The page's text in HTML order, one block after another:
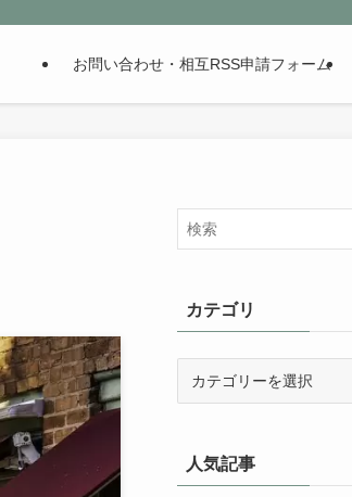
しよう。歴史が苦手な人も魅了するまとめサイトです。
お問い合わせ・相互RSS申請フォーム
カテゴリ
人気記事